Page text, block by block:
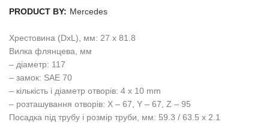
PRODUCT BY: Mercedes
Хрестовина (DxL), мм: 27 x 81.8
Вилка флянцева, мм
– діаметр: 117
– замок: SAE 70
– кількість і діаметр отворів: 4 x 10 mm
– розташування отворів: X – 67, Y – 67, Z – 95
Посадка під трубу і розмір труби, мм: 59.3 / 63.5 x 2.1